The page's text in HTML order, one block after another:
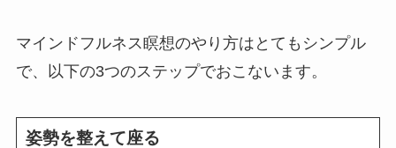
マインドフルネス瞑想のやり方はとてもシンプル
で、以下の3つのステップでおこないます。
姿勢を整えて座る